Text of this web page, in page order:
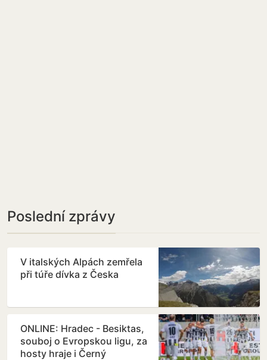
Poslední zprávy
V italských Alpách zemřela
při túře dívka z Česka
ONLINE: Hradec - Besiktas,
souboj o Evropskou ligu, za
hosty hraje i Černý